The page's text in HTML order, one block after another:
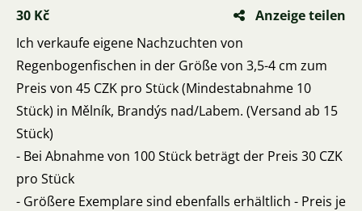
30 Kč
Anzeige teilen
Ich verkaufe eigene Nachzuchten von
Regenbogenfischen in der Größe von 3,5-4 cm zum
Preis von 45 CZK pro Stück (Mindestabnahme 10
Stück) in Mělník, Brandýs nad/Labem. (Versand ab 15
Stück)
- Bei Abnahme von 100 Stück beträgt der Preis 30 CZK
pro Stück
- Größere Exemplare sind ebenfalls erhältlich - Preis je